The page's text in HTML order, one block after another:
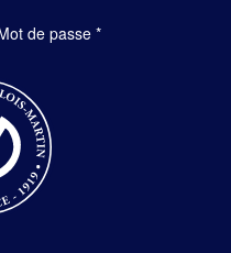
de passe*Obligatoire